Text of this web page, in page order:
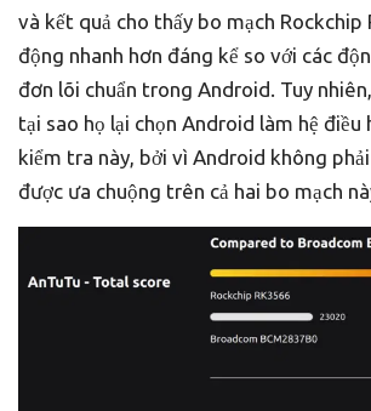
và kết quả cho thấy bo mạch Rockchip
động nhanh hơn đáng kể so với các
đơn lõi chuẩn trong Android. Tuy
tại sao họ lại chọn Android làm hệ điều
kiểm tra này, bởi vì Android không phải
được ưa chuộng trên cả hai bo mạch